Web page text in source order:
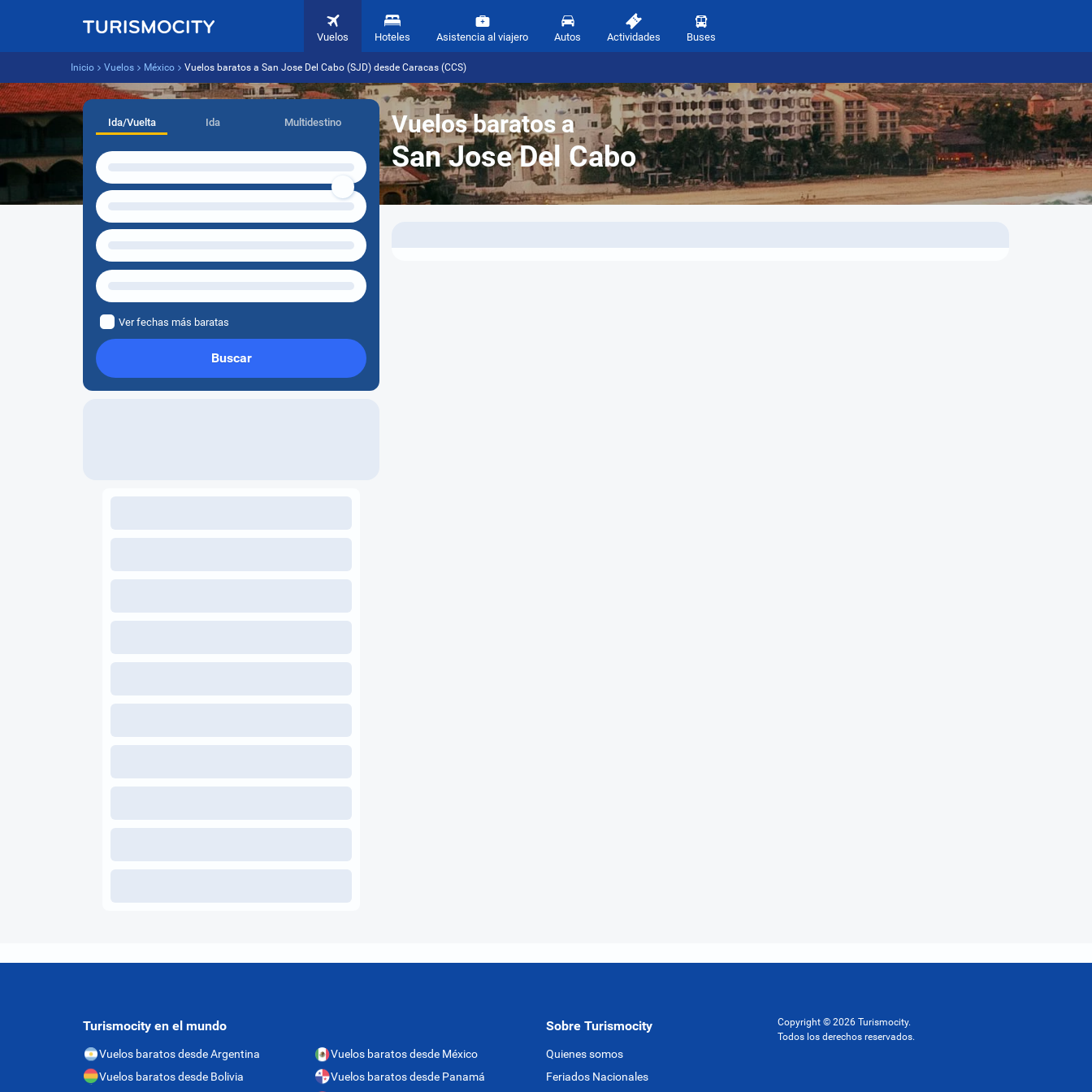
Vuelos Hoteles Asistencia al viajero Autos Actividades Buses
Inicio Vuelos México Vuelos baratos a San Jose Del Cabo (SJD) desde Caracas (CCS)
Vuelos baratos a
San Jose Del Cabo
Ida/Vuelta Ida Multidestino
Ver fechas más baratas
Buscar
Turismocity en el mundo
Vuelos baratos desde Argentina
Vuelos baratos desde Bolivia
Vuelos baratos desde México
Vuelos baratos desde Panamá
Sobre Turismocity
Quienes somos
Feriados Nacionales
Copyright © 2026 Turismocity.
Todos los derechos reservados.